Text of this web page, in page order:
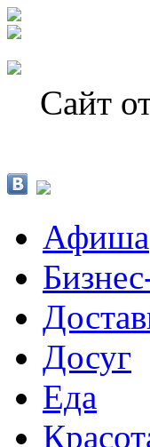
Сайт
Афиша
Досуг
Еда